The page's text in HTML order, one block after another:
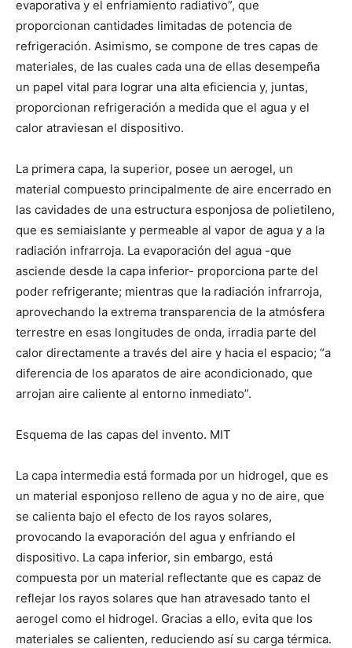
evaporativa y el enfriamiento radiativo”, que
proporcionan cantidades limitadas de potencia de
refrigeración. Asimismo, se compone de tres capas de
materiales, de las cuales cada una de ellas desempeña
un papel vital para lograr una alta eficiencia y, juntas,
proporcionan refrigeración a medida que el agua y el
calor atraviesan el dispositivo.
La primera capa, la superior, posee un aerogel, un
material compuesto principalmente de aire encerrado en
las cavidades de una estructura esponjosa de polietileno,
que es semiaislante y permeable al vapor de agua y a la
radiación infrarroja. La evaporación del agua -que
asciende desde la capa inferior- proporciona parte del
poder refrigerante; mientras que la radiación infrarroja,
aprovechando la extrema transparencia de la atmósfera
terrestre en esas longitudes de onda, irradia parte del
calor directamente a través del aire y hacia el espacio; “a
diferencia de los aparatos de aire acondicionado, que
arrojan aire caliente al entorno inmediato”.
Esquema de las capas del invento. MIT
La capa intermedia está formada por un hidrogel, que es
un material esponjoso relleno de agua y no de aire, que
se calienta bajo el efecto de los rayos solares,
provocando la evaporación del agua y enfriando el
dispositivo. La capa inferior, sin embargo, está
compuesta por un material reflectante que es capaz de
reflejar los rayos solares que han atravesado tanto el
aerogel como el hidrogel. Gracias a ello, evita que los
materiales se calienten, reduciendo así su carga térmica.